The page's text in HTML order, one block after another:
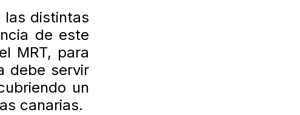
las distintas
de este
MRT, para
debe servir
un
canarias.